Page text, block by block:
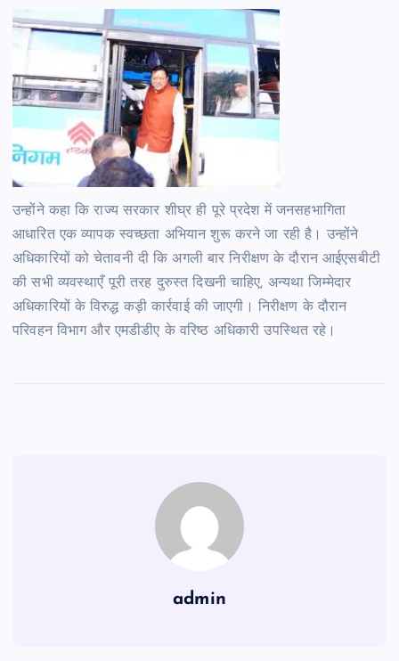
उन्होंने कहा कि राज्य सरकार शीघ्र ही पूरे प्रदेश में जनसहभागिता
आधारित एक व्यापक स्वच्छता अभियान शुरू करने जा रही है। उन्होंने
अधिकारियों को चेतावनी दी कि अगली बार निरीक्षण के दौरान आईएसबीटी
की सभी व्यवस्थाएँ पूरी तरह दुरुस्त दिखनी चाहिए, अन्यथा जिम्मेदार
अधिकारियों के विरुद्ध कड़ी कार्रवाई की जाएगी। निरीक्षण के दौरान
परिवहन विभाग और एमडीडीए के वरिष्ठ अधिकारी उपस्थित रहे।
admin